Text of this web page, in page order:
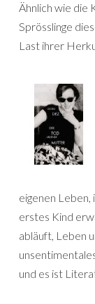
Ähnlich wie die
Sprösslinge
Last ihrer
eigenen Leben,
erstes Kind
abläuft, Leben
und es ist